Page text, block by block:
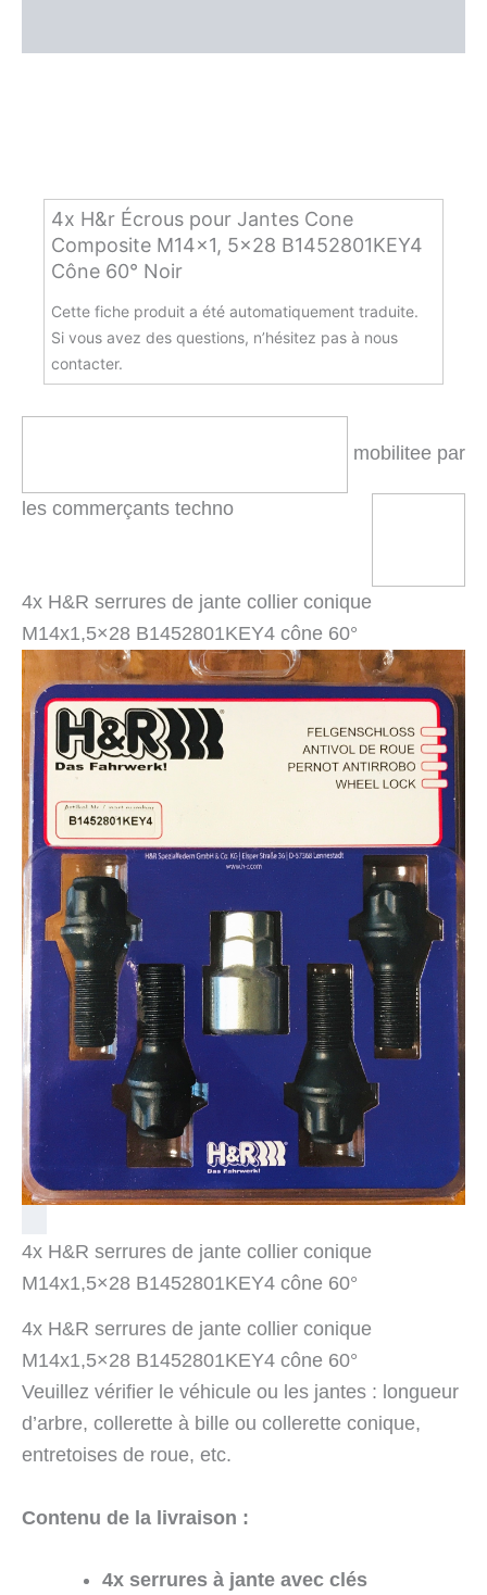
4x H&r Écrous pour Jantes Cone
Composite M14x1, 5×28 B1452801KEY4
Cône 60° Noir
Cette fiche produit a été automatiquement traduite.
Si vous avez des questions, n’hésitez pas à nous
contacter.
mobilitee par
les commerçants techno
4x H&R serrures de jante collier conique
M14x1,5×28 B1452801KEY4 cône 60°
4x H&R serrures de jante collier conique
M14x1,5×28 B1452801KEY4 cône 60°
4x H&R serrures de jante collier conique
M14x1,5×28 B1452801KEY4 cône 60°
Veuillez vérifier le véhicule ou les jantes : longueur
d’arbre, collerette à bille ou collerette conique,
entretoises de roue, etc.
Contenu de la livraison :
4x serrures à jante avec clés